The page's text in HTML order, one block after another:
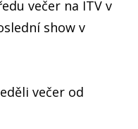
večer na ITV v
show v
večer od